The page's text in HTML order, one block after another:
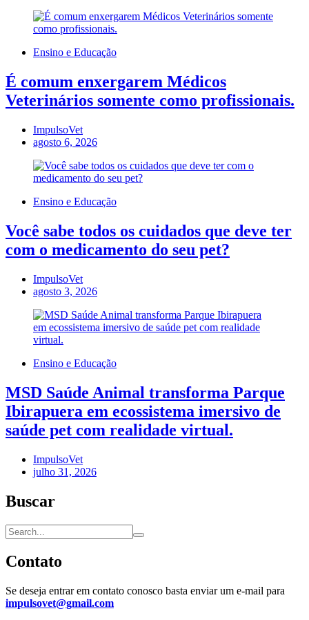
Ensino e Educação
É comum enxergarem Médicos
Veterinários somente como profissionais.
ImpulsoVet
agosto 6, 2026
Ensino e Educação
Você sabe todos os cuidados que deve ter
com o medicamento do seu pet?
ImpulsoVet
agosto 3, 2026
Ensino e Educação
MSD Saúde Animal transforma Parque
Ibirapuera em ecossistema imersivo de
saúde pet com realidade virtual.
ImpulsoVet
julho 31, 2026
Buscar
Contato
Se deseja entrar em contato conosco basta enviar um e-mail para
impulsovet@gmail.com